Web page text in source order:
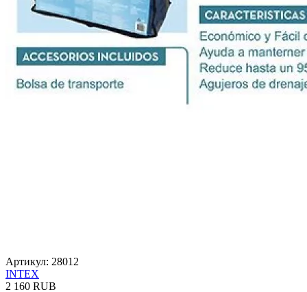
Артикул: 28012
INTEX
2 160 RUB